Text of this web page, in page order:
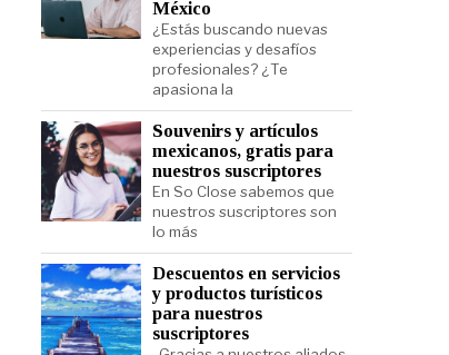
México
¿Estás buscando nuevas
experiencias y desafíos
profesionales? ¿Te
apasiona la
Souvenirs y artículos
mexicanos, gratis para
nuestros suscriptores
En So Close sabemos que
nuestros suscriptores son
lo más
Descuentos en servicios
y productos turísticos
para nuestros
suscriptores